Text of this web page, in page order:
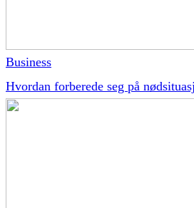
Business
Hvordan forberede seg på